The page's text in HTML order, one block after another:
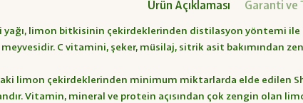
Ürün Açıklaması Garanti ve
limon bitkisinin çekirdeklerinden distilasyon yöntemi ile
C vitamini, şeker, müsilaj, sitrik asit bakımından
limon çekirdeklerinden minimum miktarlarda elde edilen
Vitamin, mineral ve protein açısından çok zengin olan